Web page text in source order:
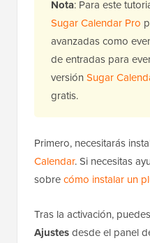
Nota: Para este
Sugar Calendar Pro
avanzadas como
de entradas para
versión Sugar
gratis.
Primero, necesitarás
Calendar. Si necesitas
sobrecómo instalar un
Tras la activación,
Ajustesdesde el panel